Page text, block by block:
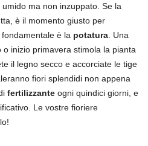
ma non inzuppato. Se la
è il momento giusto per
è la potatura . Una
inizio primavera stimola la pianta
il legno secco e accorciate le tige
fiori splendidi non appena
fertilizzante ogni quindici giorni, e
Le vostre fioriere